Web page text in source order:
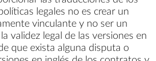
legales no es crear un
vinculante y no ser un
validez legal de las versiones en
que exista alguna disputa o